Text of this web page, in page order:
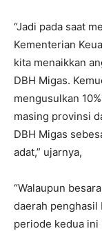
“Jadi pada saat
Kementerian
kita menaikkan
DBH Migas.
mengusulkan
masing provinsi
DBH Migas
adat,” ujarnya,
“Walaupun
daerah penghasil
periode kedua ini